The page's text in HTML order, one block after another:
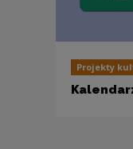
Projekty